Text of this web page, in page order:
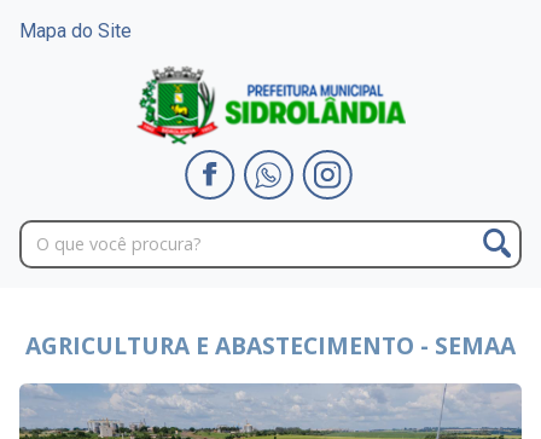
Mapa do Site
AGRICULTURA E ABASTECIMENTO - SEMAA